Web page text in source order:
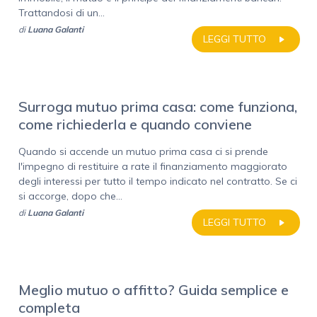
Trattandosi di un...
LEGGI TUTTO
di Luana Galanti
Surroga mutuo prima casa: come funziona,
come richiederla e quando conviene
Quando si accende un mutuo prima casa ci si prende
l'impegno di restituire a rate il finanziamento maggiorato
degli interessi per tutto il tempo indicato nel contratto. Se ci
si accorge, dopo che...
LEGGI TUTTO
di Luana Galanti
Meglio mutuo o affitto? Guida semplice e
completa